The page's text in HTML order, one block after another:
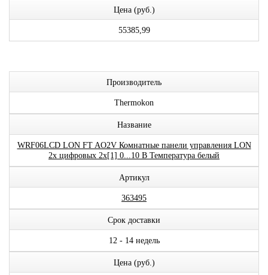
Цена (руб.)
55385,99
Производитель
Thermokon
Название
WRF06LCD LON FT AO2V Комнатные панели управления LON
2x цифровых 2x[1] 0...10 В Температура белый
Артикул
363495
Срок доставки
12 - 14 недель
Цена (руб.)